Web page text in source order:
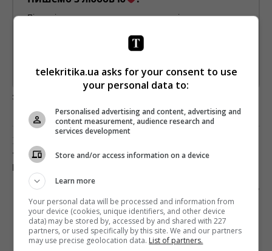
Підпишіться ще раз, якщо не отримуєте від нас листи
Предоставлено SendPulse
загрузка...
Предыдущий пост
ТЕМПЫ РОСТА МЕДИА-ИНФЛЯЦИИ В ПРЯМОЙ
Следующий пост
СТАЛА ИЗВЕСТНА ДАТА ТЕЛЕПРЕМЬЕРЫ
ФИЛЬМА «ЗАБОРОНЕНИЙ» НА «1+1»
telekritika.ua asks for your consent to use
your personal data to:
Personalised advertising and content, advertising and
content measurement, audience research and
services development
Store and/or access information on a device
Learn more
Your personal data will be processed and information from
your device (cookies, unique identifiers, and other device
data) may be stored by, accessed by and shared with 227
partners, or used specifically by this site. We and our partners
may use precise geolocation data. List of partners.